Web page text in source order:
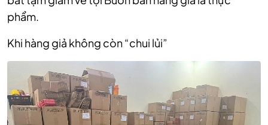
phẩm.
Khi hàng giả không còn “chui lủi”